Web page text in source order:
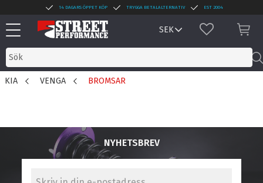
Meny
14 DAGARS ÖPPET KÖP TRYGGA BETALALTERNATIV EST 2004
FAVORITER
KIA VENGA BROMSAR
NYHETSBREV